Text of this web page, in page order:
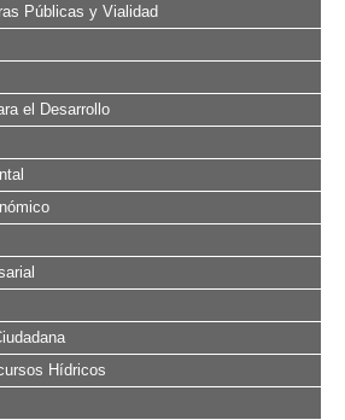
Públicas y Vialidad
el Desarrollo
Hídricos